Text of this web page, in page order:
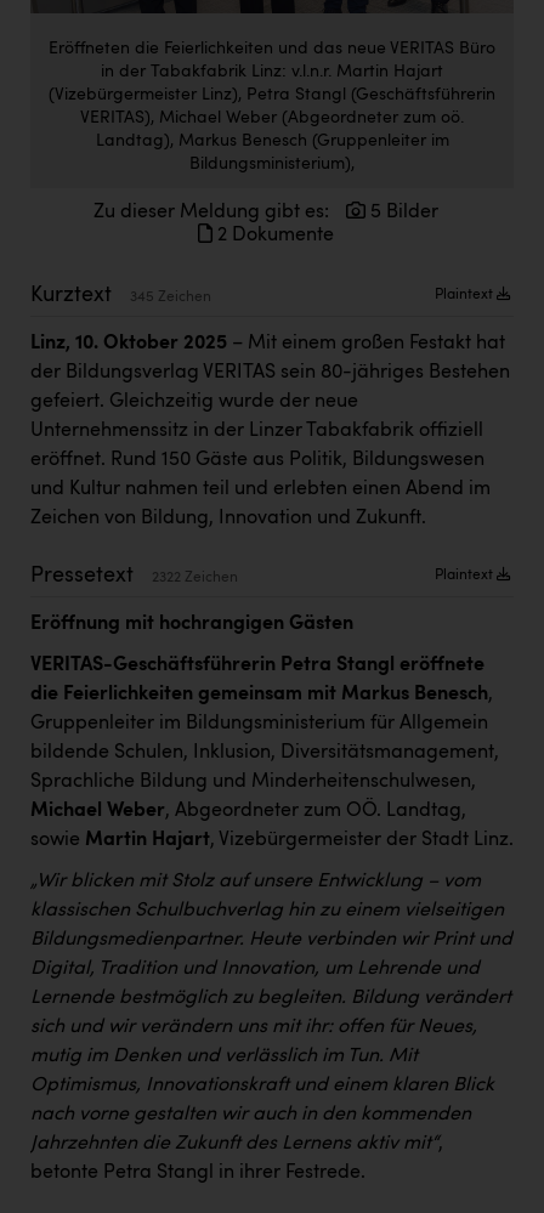
ERLUS AG
everfield
Fristads Austria
HIG Infomotion Group
IFE Austria GmbH
Immotech
INTERSPAR
INTERSPORT Austria
Jesolo
Jane Goodall Institute Austria
KIWI Kinderwunsch Institut Dr. Loimer
KLIPP Frisör
Kleider Bauer
Kremsmüller Anlagenbau GmbH
Maximarkt
Oldtimer Raststationen und Motorhotels
Österreichischer Kachelofenverband
Orlen
Passage Linz
PEZ
PÜSPÖK
Eröffneten die Feierlichkeiten und das neue VERITAS Büro
in der Tabakfabrik Linz: v.l.n.r. Martin Hajart
(Vizebürgermeister Linz), Petra Stangl (Geschäftsführerin
VERITAS), Michael Weber (Abgeordneter zum oö.
Landtag), Markus Benesch (Gruppenleiter im
Bildungsministerium),
Zu dieser Meldung gibt es:
5 Bilder
2 Dokumente
Kurztext 345 Zeichen Plaintext
Linz, 10. Oktober 2025 – Mit einem großen Festakt hat
der Bildungsverlag VERITAS sein 80-jähriges Bestehen
gefeiert. Gleichzeitig wurde der neue
Unternehmenssitz in der Linzer Tabakfabrik offiziell
eröffnet. Rund 150 Gäste aus Politik, Bildungswesen
und Kultur nahmen teil und erlebten einen Abend im
Zeichen von Bildung, Innovation und Zukunft.
Pressetext 2322 Zeichen Plaintext
Eröffnung mit hochrangigen Gästen
VERITAS-Geschäftsführerin Petra Stangl eröffnete
die Feierlichkeiten gemeinsam mit Markus Benesch,
Gruppenleiter im Bildungsministerium für Allgemein
bildende Schulen, Inklusion, Diversitätsmanagement,
Sprachliche Bildung und Minderheitenschulwesen,
Michael Weber, Abgeordneter zum OÖ. Landtag,
sowie Martin Hajart, Vizebürgermeister der Stadt Linz.
„Wir blicken mit Stolz auf unsere Entwicklung – vom
klassischen Schulbuchverlag hin zu einem vielseitigen
Bildungsmedienpartner. Heute verbinden wir Print und
Digital, Tradition und Innovation, um Lehrende und
Lernende bestmöglich zu begleiten. Bildung verändert
sich und wir verändern uns mit ihr: offen für Neues,
mutig im Denken und verlässlich im Tun. Mit
Optimismus, Innovationskraft und einem klaren Blick
nach vorne gestalten wir auch in den kommenden
Jahrzehnten die Zukunft des Lernens aktiv mit“,
betonte Petra Stangl in ihrer Festrede.